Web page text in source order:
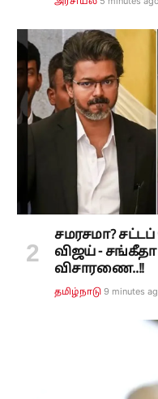
சமரசமா?
விஜய் -
விசாரணை..!!
தமிழ்நாடு 9 minutes